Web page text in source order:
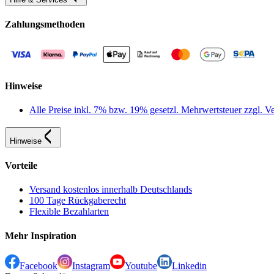
Zahlungsmethoden
Hinweise
Alle Preise inkl. 7% bzw. 19% gesetzl. Mehrwertsteuer zzgl.
Hinweise
Vorteile
Versand kostenlos innerhalb Deutschlands
100 Tage Rückgaberecht
Flexible Bezahlarten
Mehr Inspiration
Facebook Instagram Youtube
Linkedin